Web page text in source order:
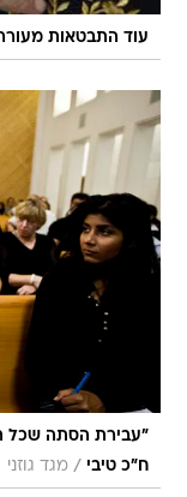
עוד התבטאות
"עבירת הסתה שכל
ח"כ טיבי / מגד גוזני